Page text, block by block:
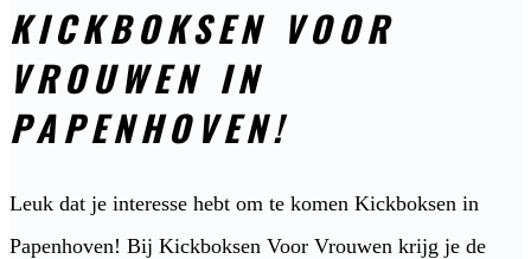
KICKBOKSEN VOOR
VROUWEN IN
PAPENHOVEN!
Leuk dat je interesse hebt om te komen Kickboksen in
Papenhoven! Bij Kickboksen Voor Vrouwen krijg je de